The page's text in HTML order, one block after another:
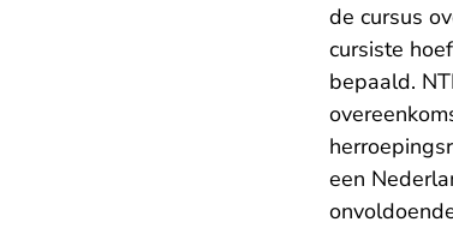
de cursus
cursiste
bepaald.
een